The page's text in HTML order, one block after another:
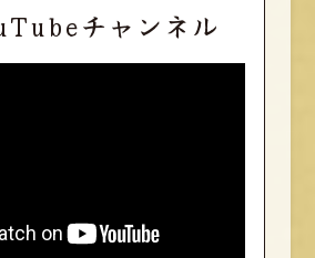
チャンネル